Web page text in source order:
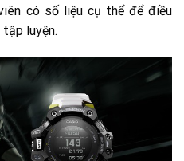
có số liệu cụ thể để điều
luyện.